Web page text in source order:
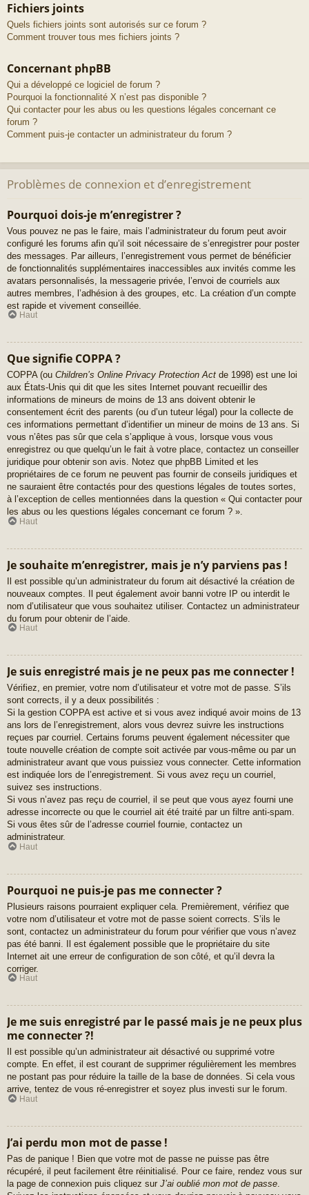
Fichiers joints
Quels fichiers joints sont autorisés sur ce forum ?
Comment trouver tous mes fichiers joints ?
Concernant phpBB
Qui a développé ce logiciel de forum ?
Pourquoi la fonctionnalité X n’est pas disponible ?
Qui contacter pour les abus ou les questions légales concernant ce
forum ?
Comment puis-je contacter un administrateur du forum ?
Problèmes de connexion et d’enregistrement
Pourquoi dois-je m’enregistrer ?
Vous pouvez ne pas le faire, mais l’administrateur du forum peut avoir
configuré les forums afin qu’il soit nécessaire de s’enregistrer pour poster
des messages. Par ailleurs, l’enregistrement vous permet de bénéficier
de fonctionnalités supplémentaires inaccessibles aux invités comme les
avatars personnalisés, la messagerie privée, l’envoi de courriels aux
autres membres, l’adhésion à des groupes, etc. La création d’un compte
est rapide et vivement conseillée.
Haut
Que signifie COPPA ?
COPPA (ou Children’s Online Privacy Protection Act de 1998) est une loi
aux États-Unis qui dit que les sites Internet pouvant recueillir des
informations de mineurs de moins de 13 ans doivent obtenir le
consentement écrit des parents (ou d’un tuteur légal) pour la collecte de
ces informations permettant d’identifier un mineur de moins de 13 ans. Si
vous n’êtes pas sûr que cela s’applique à vous, lorsque vous vous
enregistrez ou que quelqu’un le fait à votre place, contactez un conseiller
juridique pour obtenir son avis. Notez que phpBB Limited et les
propriétaires de ce forum ne peuvent pas fournir de conseils juridiques et
ne sauraient être contactés pour des questions légales de toutes sortes,
à l’exception de celles mentionnées dans la question « Qui contacter pour
les abus ou les questions légales concernant ce forum ? ».
Haut
Je souhaite m’enregistrer, mais je n’y parviens pas !
Il est possible qu’un administrateur du forum ait désactivé la création de
nouveaux comptes. Il peut également avoir banni votre IP ou interdit le
nom d’utilisateur que vous souhaitez utiliser. Contactez un administrateur
du forum pour obtenir de l’aide.
Haut
Je suis enregistré mais je ne peux pas me connecter !
Vérifiez, en premier, votre nom d’utilisateur et votre mot de passe. S’ils
sont corrects, il y a deux possibilités :
Si la gestion COPPA est active et si vous avez indiqué avoir moins de 13
ans lors de l’enregistrement, alors vous devrez suivre les instructions
reçues par courriel. Certains forums peuvent également nécessiter que
toute nouvelle création de compte soit activée par vous-même ou par un
administrateur avant que vous puissiez vous connecter. Cette information
est indiquée lors de l’enregistrement. Si vous avez reçu un courriel,
suivez ses instructions.
Si vous n’avez pas reçu de courriel, il se peut que vous ayez fourni une
adresse incorrecte ou que le courriel ait été traité par un filtre anti-spam.
Si vous êtes sûr de l’adresse courriel fournie, contactez un
administrateur.
Haut
Pourquoi ne puis-je pas me connecter ?
Plusieurs raisons pourraient expliquer cela. Premièrement, vérifiez que
votre nom d’utilisateur et votre mot de passe soient corrects. S’ils le
sont, contactez un administrateur du forum pour vérifier que vous n’avez
pas été banni. Il est également possible que le propriétaire du site
Internet ait une erreur de configuration de son côté, et qu’il devra la
corriger.
Haut
Je me suis enregistré par le passé mais je ne peux plus
me connecter ?!
Il est possible qu’un administrateur ait désactivé ou supprimé votre
compte. En effet, il est courant de supprimer régulièrement les membres
ne postant pas pour réduire la taille de la base de données. Si cela vous
arrive, tentez de vous ré-enregistrer et soyez plus investi sur le forum.
Haut
J’ai perdu mon mot de passe !
Pas de panique ! Bien que votre mot de passe ne puisse pas être
récupéré, il peut facilement être réinitialisé. Pour ce faire, rendez vous sur
la page de connexion puis cliquez sur J’ai oublié mon mot de passe